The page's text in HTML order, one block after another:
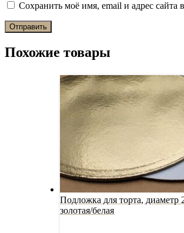
Сохранить моё имя, email и адрес
Похожие товары
Подложка для торта,
золотая/белая